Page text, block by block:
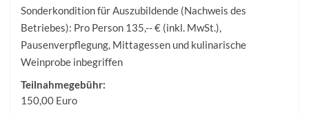
Sonderkondition für Auszubildende (Nachweis des
Betriebes): Pro Person 135,-- € (inkl. MwSt.),
Pausenverpflegung, Mittagessen und kulinarische
Weinprobe inbegriffen
Teilnahmegebühr:
150,00 Euro